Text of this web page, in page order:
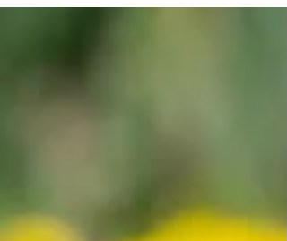
た！...